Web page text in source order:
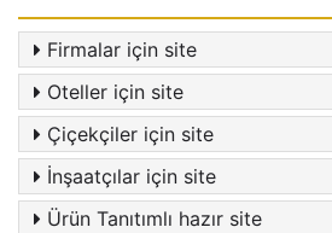
Firmalar için site
Oteller için site
Çiçekçiler için site
İnşaatçılar için site
Ürün Tanıtımlı hazır site